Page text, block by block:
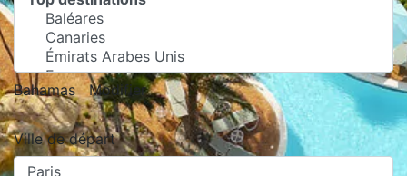
Bahamas Modifier
Ville de départ